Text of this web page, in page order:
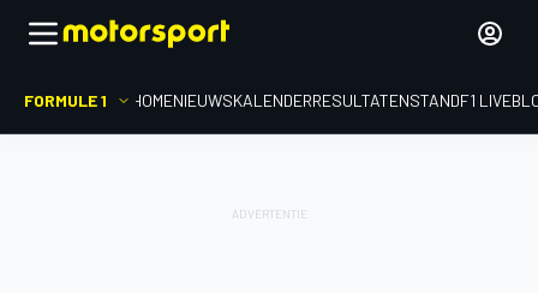
FORMULE 1 HOMENIEUWSKALENDERRESULTATENSTANDF1